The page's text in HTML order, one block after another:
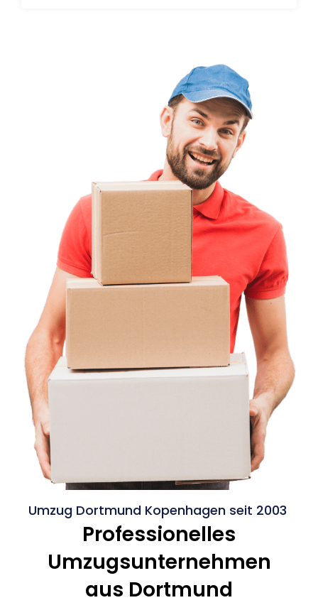
Umzug Dortmund Kopenhagen seit 2003
Professionelles
Umzugsunternehmen
aus Dortmund